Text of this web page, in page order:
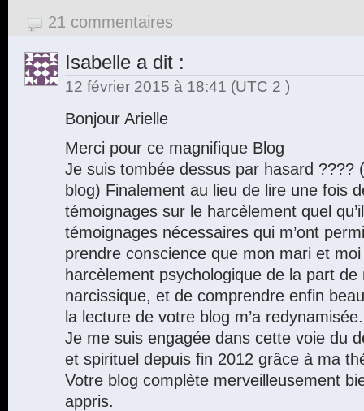
21 commentaires
Isabelle a dit :
12 février 2015 à 18:41 (UTC 2 )
Bonjour Arielle
Merci pour ce magnifique Blog
Je suis tombée dessus par hasard ????
blog) Finalement au lieu de lire une fois
témoignages sur le harcèlement quel
témoignages nécessaires qui m’ont
prendre conscience que mon mari et
harcèlement psychologique de la part
narcissique, et de comprendre enfin
la lecture de votre blog m’a redynamisée.
Je me suis engagée dans cette voie du
et spirituel depuis fin 2012 grâce à ma
Votre blog complète merveilleusement
appris.